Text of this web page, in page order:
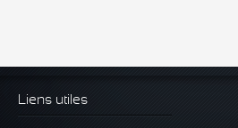
Liens utiles